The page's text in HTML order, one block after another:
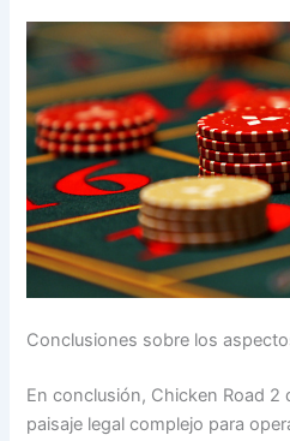
Conclusiones sobre los
En conclusión, Chicken Road 2
paisaje legal complejo para